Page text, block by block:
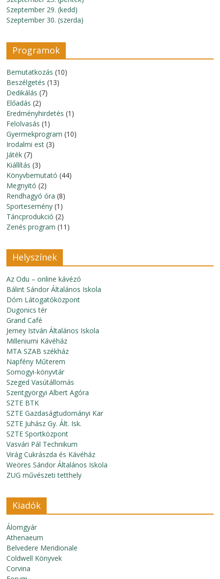
Szeptember 29. (kedd)
Szeptember 30. (szerda)
Programok
Bemutatkozás (10)
Beszélgetés (13)
Dedikálás (7)
Előadás (2)
Eredményhirdetés (1)
Felolvasás (1)
Gyermekprogram (10)
Irodalmi est (3)
Játék (7)
Kiállítás (3)
Könyvbemutató (44)
Megnyitó (2)
Rendhagyó óra (8)
Sportesemény (1)
Táncprodukció (2)
Zenés program (11)
Helyszínek
Az Odu – online kávézó
Bálint Sándor Általános Iskola
Dóm Látogatóközpont
Dugonics tér
Grand Café
Jerney István Általános Iskola
Milleniumi Kávéház
MTA SZAB székház
Napfény Műterem
Somogyi-könyvtár
Szeged Vasútállomás
Szentgyörgyi Albert Agóra
SZTE BTK
SZTE Gazdaságtudományi Kar
SZTE Juhász Gy. Ált. Isk.
SZTE Sportközpont
Vasvári Pál Technikum
Virág Cukrászda és Kávéház
Weöres Sándor Általános Iskola
ZUG művészeti tetthely
Kiadók
Álomgyár
Athenaeum
Belvedere Meridionale
Coldwell Könyvek
Corvina